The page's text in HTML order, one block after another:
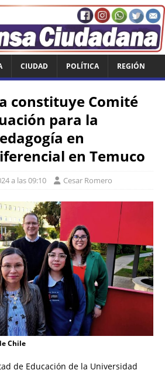
CIUDAD POLÍTICA REGIÓN
constituye Comité
para la
en
en Temuco
a las 09:10 Cesar Romero
Chile
de Educación de la Universidad